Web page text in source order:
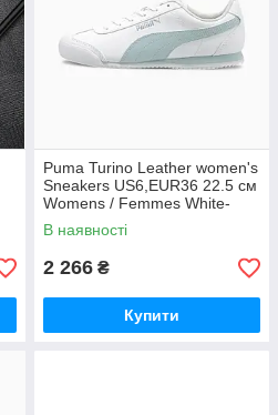
Puma Turino Leather women's
Sneakers US6,EUR36 22.5 см
Womens / Femmes White-
plein
В наявності
2 266 ₴
Купити